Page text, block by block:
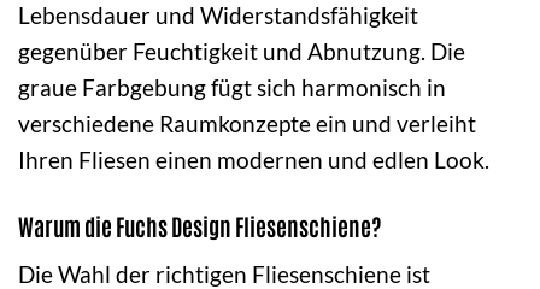
Lebensdauer und Widerstandsfähigkeit
gegenüber Feuchtigkeit und Abnutzung. Die
graue Farbgebung fügt sich harmonisch in
verschiedene Raumkonzepte ein und verleiht
Ihren Fliesen einen modernen und edlen Look.
Warum die Fuchs Design Fliesenschiene?
Die Wahl der richtigen Fliesenschiene ist